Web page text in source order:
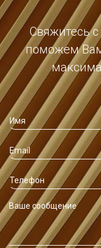
Свяжитесь
поможем